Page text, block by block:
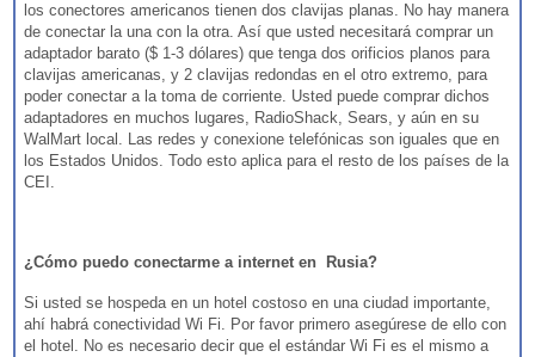
los conectores americanos tienen dos clavijas planas. No hay manera
de conectar la una con la otra. Así que usted necesitará comprar un
adaptador barato ($ 1-3 dólares) que tenga dos orificios planos para
clavijas americanas, y 2 clavijas redondas en el otro extremo, para
poder conectar a la toma de corriente. Usted puede comprar dichos
adaptadores en muchos lugares, RadioShack, Sears, y aún en su
WalMart local. Las redes y conexione telefónicas son iguales que en
los Estados Unidos. Todo esto aplica para el resto de los países de la
CEI.
¿Cómo puedo conectarme a internet en Rusia?
Si usted se hospeda en un hotel costoso en una ciudad importante,
ahí habrá conectividad Wi Fi. Por favor primero asegúrese de ello con
el hotel. No es necesario decir que el estándar Wi Fi es el mismo a